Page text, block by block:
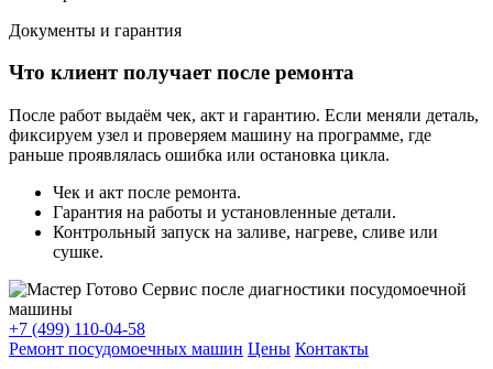
Документы и гарантия
Что клиент получает после ремонта
После работ выдаём чек, акт и гарантию. Если меняли деталь,
фиксируем узел и проверяем машину на программе, где
раньше проявлялась ошибка или остановка цикла.
Чек и акт после ремонта.
Гарантия на работы и установленные детали.
Контрольный запуск на заливе, нагреве, сливе или
сушке.
+7 (499) 110-04-58
Ремонт посудомоечных машин Цены Контакты